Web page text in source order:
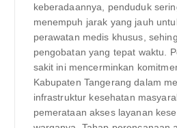
keberadaannya, penduduk
menempuh jarak yang jauh
perawatan medis khusus,
pengobatan yang tepat waktu.
sakit ini mencerminkan
Kabupaten Tangerang dalam
infrastruktur kesehatan
pemerataan akses layanan